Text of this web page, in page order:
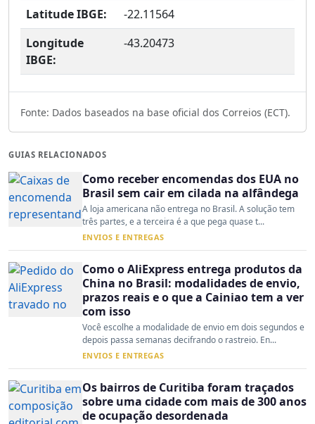
Latitude IBGE:
-22.11564
Longitude
IBGE:
-43.20473
Fonte: Dados baseados na base oficial dos Correios (ECT).
GUIAS RELACIONADOS
Como receber encomendas dos EUA no
Brasil sem cair em cilada na alfândega
A loja americana não entrega no Brasil. A solução tem
três partes, e a terceira é a que pega quase t...
ENVIOS E ENTREGAS
Como o AliExpress entrega produtos da
China no Brasil: modalidades de envio,
prazos reais e o que a Cainiao tem a ver
com isso
Você escolhe a modalidade de envio em dois segundos e
depois passa semanas decifrando o rastreio. En...
ENVIOS E ENTREGAS
Os bairros de Curitiba foram traçados
sobre uma cidade com mais de 300 anos
de ocupação desordenada